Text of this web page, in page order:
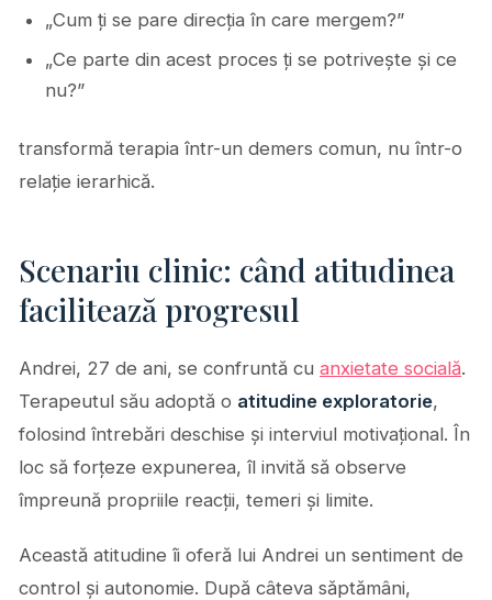
„Cum ți se pare direcția în care mergem?”
„Ce parte din acest proces ți se potrivește și ce
nu?”
transformă terapia într-un demers comun, nu într-o
relație ierarhică.
Scenariu clinic: când atitudinea
facilitează progresul
Andrei, 27 de ani, se confruntă cu anxietate socială.
Terapeutul său adoptă o atitudine exploratorie,
folosind întrebări deschise și interviul motivațional. În
loc să forțeze expunerea, îl invită să observe
împreună propriile reacții, temeri și limite.
Această atitudine îi oferă lui Andrei un sentiment de
control și autonomie. După câteva săptămâni,